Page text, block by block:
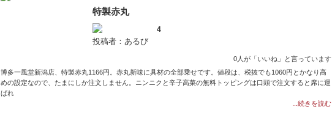
特製赤丸
4
投稿者：あるび
0人が「いいね」と言っています
博多一風堂新潟店、特製赤丸1166円。赤丸新味に具材の全部乗せです。値段は、税抜でも1060円とかなり高
めの設定なので、たまにしか注文しません。ニンニクと辛子高菜の無料トッピングは口頭で注文すると席に運
ばれ
...続きを読む